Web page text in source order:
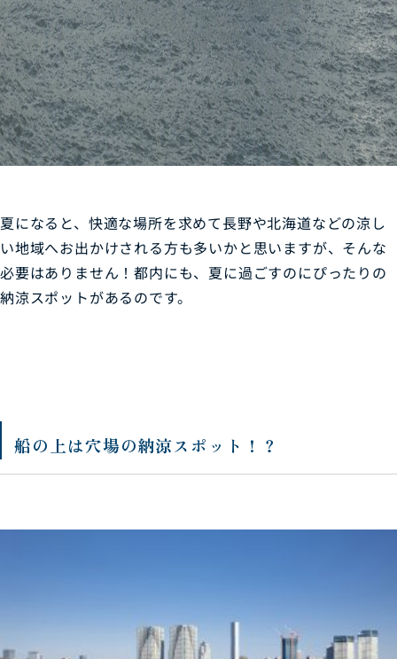
夏になると、快適な場所を求めて長野や北海道などの涼し
い地域へお出かけされる方も多いかと思いますが、そんな
必要はありません！都内にも、夏に過ごすのにぴったりの
納涼スポットがあるのです。
船の上は穴場の納涼スポット！？